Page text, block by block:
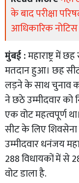
के बाद परीक्षा
आधिकारिक नोटिस
मुंबई :महाराष्ट्र में
मतदान हुआ। छह
लड़ने के साथ चुनाव
ने छठे उम्मीदवार को
एक वोट महत्वपूर्ण
सीट के लिए
उम्मीदवार धनंजय
288 विधायकों में से
वोट डाला है.